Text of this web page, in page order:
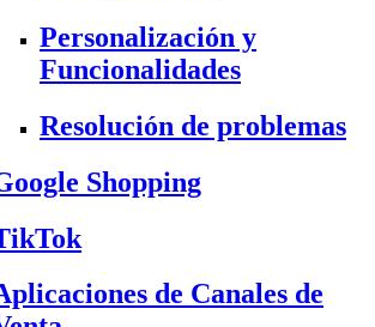
Personalización y
Funcionalidades
Resolución de problemas
Shopping
de Canales de